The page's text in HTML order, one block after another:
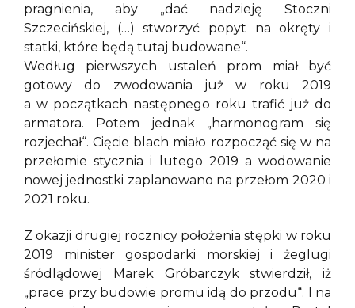
pragnienia, aby „dać nadzieję Stoczni
Szczecińskiej, (…) stworzyć popyt na okręty i
statki, które będą tutaj budowane“.
Według pierwszych ustaleń prom miał być
gotowy do zwodowania już w roku 2019
a w początkach następnego roku trafić już do
armatora. Potem jednak „harmonogram się
rozjechał“. Cięcie blach miało rozpocząć się w na
przełomie stycznia i lutego 2019 a wodowanie
nowej jednostki zaplanowano na przełom 2020 i
2021 roku.
Z okazji drugiej rocznicy położenia stępki w roku
2019 minister gospodarki morskiej i żeglugi
śródlądowej Marek Gróbarczyk stwierdził, iż
„prace przy budowie promu idą do przodu“. I na